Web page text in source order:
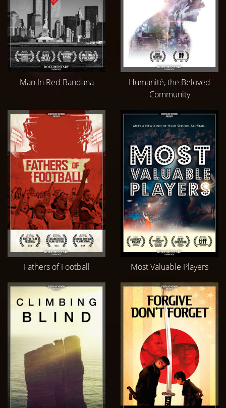
Man In Red Bandana
Humanité, the Beloved
Community
Fathers of Football Most Valuable Players